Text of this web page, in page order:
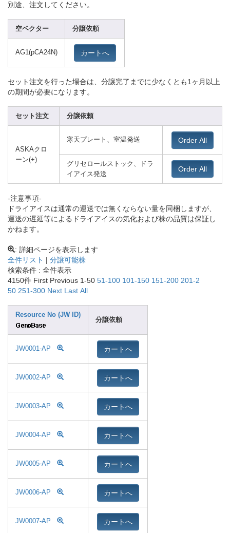
別途、注文してください。
空ベクター 分譲依頼
AG1(pCA24N) カートへ
セット注文を行った場合は、分譲完了までに少なくとも1ヶ月以上
の期間が必要になります。
セット注文 分譲依頼
ASKAクロ
ーン(+)
寒天プレート、室温発送 Order All
グリセロールストック、ドラ
イアイス発送
Order All
-注意事項-
ドライアイスは通常の運送では無くならない量を同梱しますが、
運送の遅延等によるドライアイスの気化および株の品質は保証し
かねます。
: 詳細ページを表示します
全件リスト | 分譲可能株
検索条件 : 全件表示
4150件 First Previous 1-50 51-100 101-150 151-200 201-2
50 251-300 Next Last All
Resource No (JW ID)
分譲依頼
JW0001-AP カートへ
JW0002-AP カートへ
JW0003-AP カートへ
JW0004-AP カートへ
JW0005-AP カートへ
JW0006-AP カートへ
JW0007-AP カートへ